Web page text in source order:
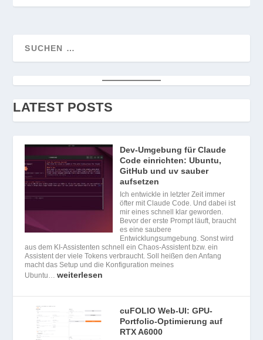
LATEST POSTS
Dev-Umgebung für Claude
Code einrichten: Ubuntu,
GitHub und uv sauber
aufsetzen
Ich entwickle in letzter Zeit immer
öfter mit Claude Code. Und dabei ist
mir eines schnell klar geworden.
Bevor der erste Prompt läuft, braucht
es eine saubere
Entwicklungsumgebung. Sonst wird
aus dem KI-Assistenten schnell ein Chaos-Assistent bzw. ein
Assistent der viele Tokens verbraucht. Soll heißen den Anfang
macht das Setup und die Konfiguration meines
Ubuntu…weiterlesen
cuFOLIO Web-UI: GPU-
Portfolio-Optimierung auf
RTX A6000